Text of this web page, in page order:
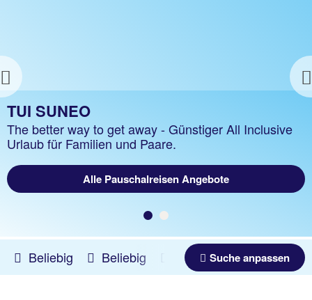
Previous
TUI SUNEO
The better way to get away - Günstiger All Inclusive
Urlaub für Familien und Paare.
Alle Pauschalreisen Angebote
Beliebig Beliebig 13.08.2026 -08.03.2027
Suche anpassen